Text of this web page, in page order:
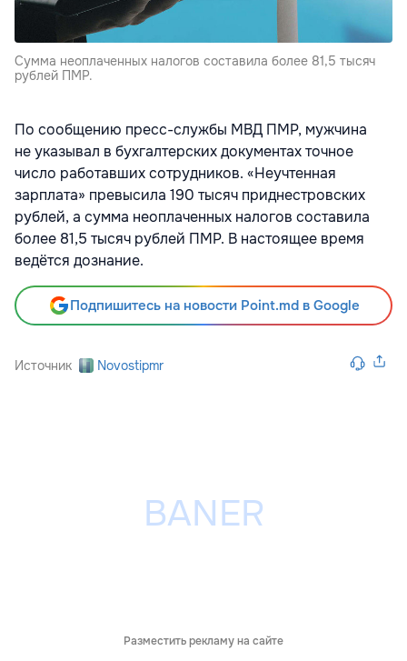
Сумма неоплаченных налогов составила более 81,5 тысяч
рублей ПМР.
По сообщению пресс-службы МВД ПМР, мужчина
не указывал в бухгалтерских документах точное
число работавших сотрудников. «Неучтенная
зарплата» превысила 190 тысяч приднестровских
рублей, а сумма неоплаченных налогов составила
более 81,5 тысяч рублей ПМР. В настоящее время
ведётся дознание.
Подпишитесь на новости Point.md в Google
Источник Novostipmr
Разместить рекламу на сайте